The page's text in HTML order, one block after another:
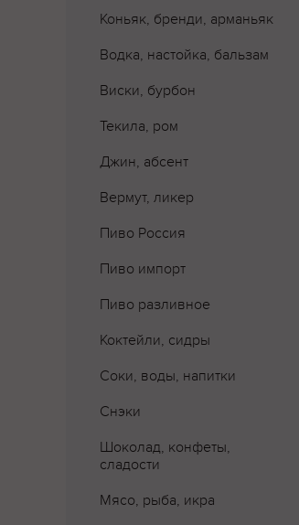
Коньяк, бренди, арманьяк
Водка, настойка, бальзам
Виски, бурбон
Текила, ром
Джин, абсент
Вермут, ликер
Пиво Россия
Пиво импорт
Пиво разливное
Коктейли, сидры
Соки, воды, напитки
Снэки
Шоколад, конфеты,
сладости
Мясо, рыба, икра